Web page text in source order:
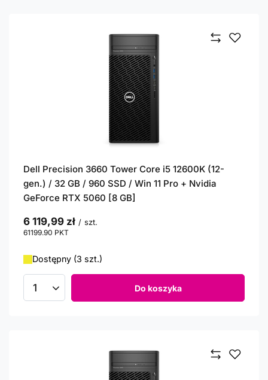
Dell Precision 3660 Tower Core i5 12600K (12-
gen.) / 32 GB / 960 SSD / Win 11 Pro + Nvidia
GeForce RTX 5060 [8 GB]
6 119,99 zł / szt.
61199.90 PKT
Dostępny (3 szt.)
Ilość produktów Do koszyka